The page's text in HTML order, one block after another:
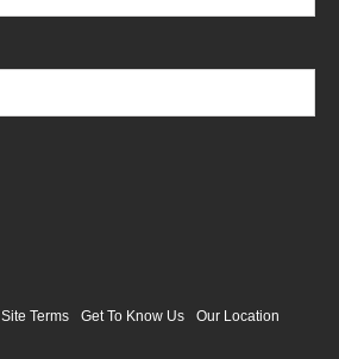
Site Terms Get To Know Us Our Location